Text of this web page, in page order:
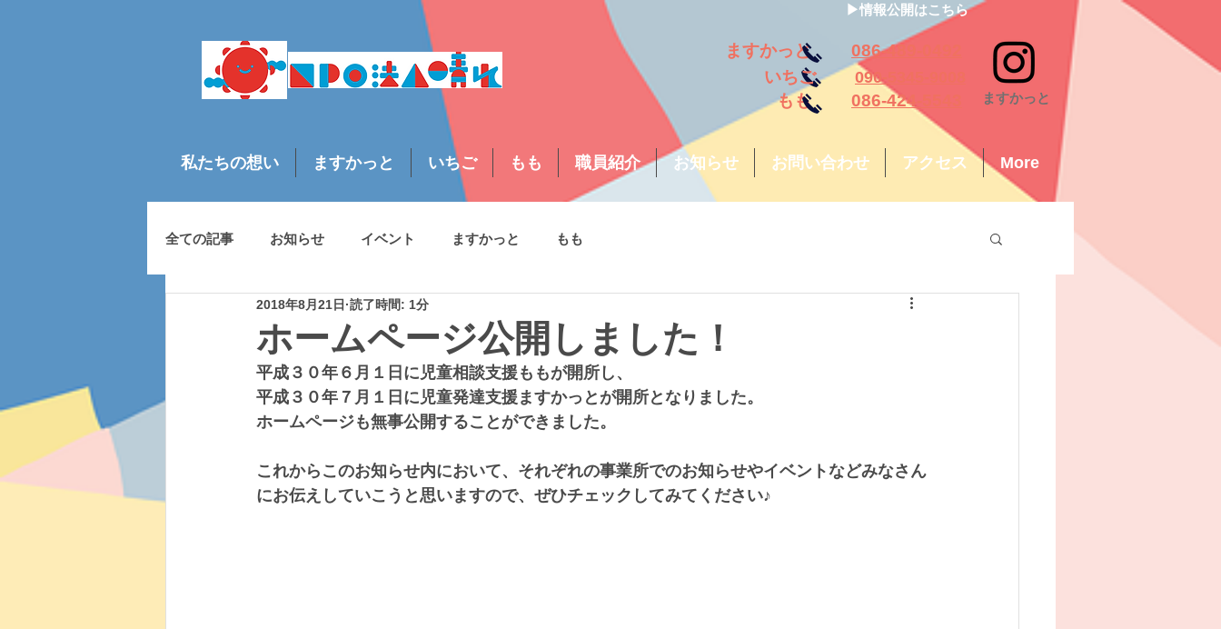
▶情報公開はこちら
ますかっと 086-489-0492
もも 086-424-5543
いちご 090-5345-9008
​ますかっと
私たちの想い ますかっと いちご もも 職員紹介 お知らせ お問い合わせ アクセス More
全ての記事 お知らせ イベント ますかっと もも
ホームページ公開しました！
2018年8月21日 読了時間: 1分
平成３０年６月１日に児童相談支援ももが開所し、
平成３０年７月１日に児童発達支援ますかっとが開所となりました。
ホームページも無事公開することができました。
これからこのお知らせ内において、それぞれの事業所でのお知らせやイベントなどみなさん
にお伝えしていこうと思いますので、ぜひチェックしてみてください♪